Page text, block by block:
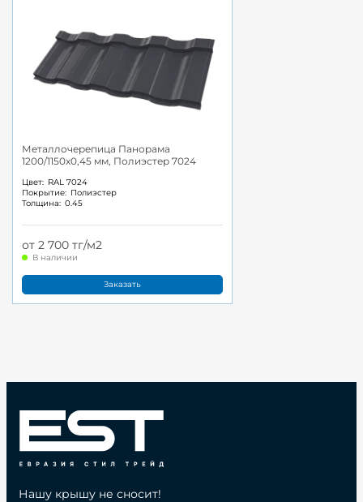
Металлочерепица Панорама
1200/1150x0,45 мм, Полиэстер 7024
Цвет: RAL 7024
Покрытие: Полиэстер
Толщина: 0.45
от 2 700 тг/м2
В наличии
Заказать
Нашу крышу не сносит!